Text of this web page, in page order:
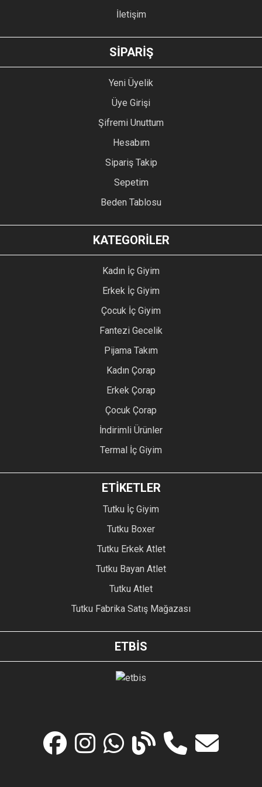
GÖNDER
İletişim
SİPARİŞ
Yeni Üyelik
Üye Girişi
Şifremi Unuttum
Hesabım
Sipariş Takip
Sepetim
Beden Tablosu
KATEGORİLER
Kadın İç Giyim
Erkek İç Giyim
Çocuk İç Giyim
Fantezi Gecelik
Pijama Takım
Kadın Çorap
Erkek Çorap
Çocuk Çorap
İndirimli Ürünler
Termal İç Giyim
ETİKETLER
Tutku İç Giyim
Tutku Boxer
Tutku Erkek Atlet
Tutku Bayan Atlet
Tutku Atlet
Tutku Fabrika Satış Mağazası
ETBİS